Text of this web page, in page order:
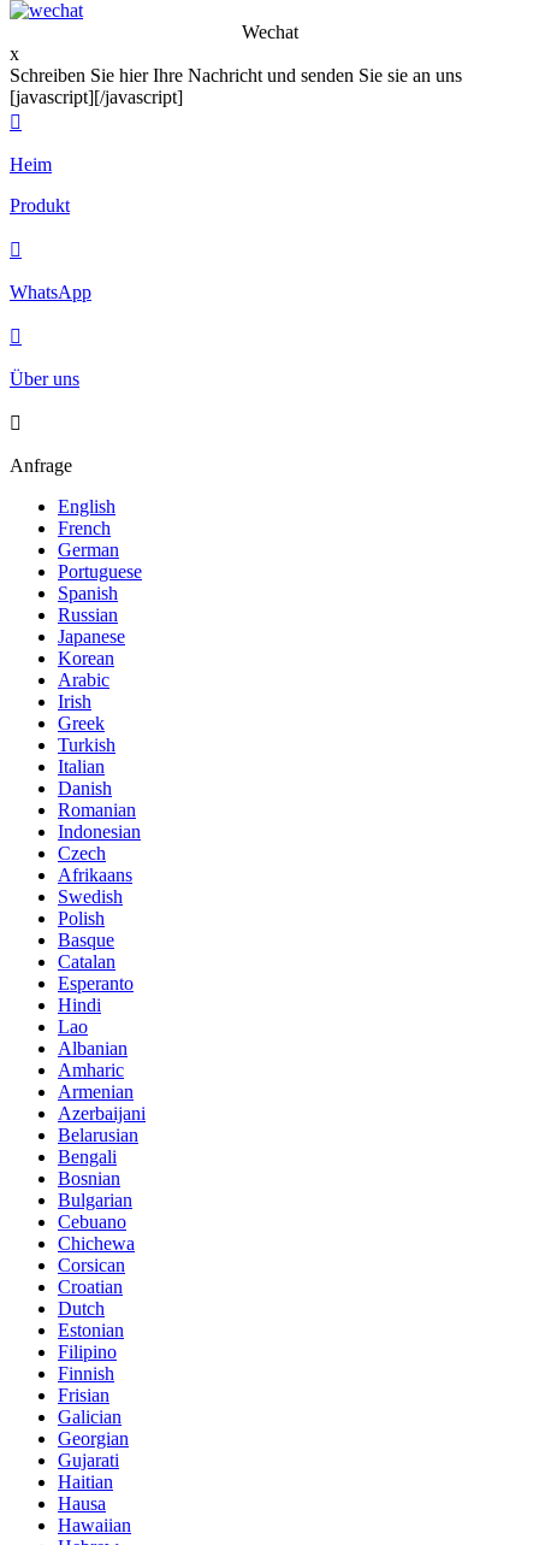
Wechat
x
Schreiben Sie hier Ihre Nachricht und senden Sie sie an uns
[javascript][/javascript]

Heim
Produkt

WhatsApp

Über uns

Anfrage
English
French
German
Portuguese
Spanish
Russian
Japanese
Korean
Arabic
Irish
Greek
Turkish
Italian
Danish
Romanian
Indonesian
Czech
Afrikaans
Swedish
Polish
Basque
Catalan
Esperanto
Hindi
Lao
Albanian
Amharic
Armenian
Azerbaijani
Belarusian
Bengali
Bosnian
Bulgarian
Cebuano
Chichewa
Corsican
Croatian
Dutch
Estonian
Filipino
Finnish
Frisian
Galician
Georgian
Gujarati
Haitian
Hausa
Hawaiian